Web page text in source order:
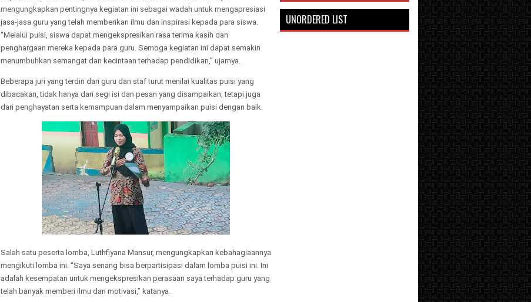
mengungkapkan pentingnya kegiatan ini sebagai wadah untuk mengapresiasi
jasa-jasa guru yang telah memberikan ilmu dan inspirasi kepada para siswa.
“Melalui puisi, siswa dapat mengekspresikan rasa terima kasih dan
penghargaan mereka kepada para guru. Semoga kegiatan ini dapat semakin
menumbuhkan semangat dan kecintaan terhadap pendidikan,” ujarnya.
Beberapa juri yang terdiri dari guru dan staf turut menilai kualitas puisi yang
dibacakan, tidak hanya dari segi isi dan pesan yang disampaikan, tetapi juga
dari penghayatan serta kemampuan dalam menyampaikan puisi dengan baik.
Salah satu peserta lomba, Luthfiyana Mansur, mengungkapkan kebahagiaannya
mengikuti lomba ini. “Saya senang bisa berpartisipasi dalam lomba puisi ini. Ini
adalah kesempatan untuk mengekspresikan perasaan saya terhadap guru yang
telah banyak memberi ilmu dan motivasi,” katanya.
UNORDERED LIST